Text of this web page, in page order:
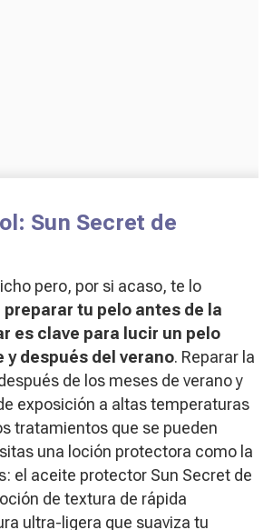
Sun Secret de
pero, por si acaso, te lo
preparar tu pelo antes de la
es clave para lucir un pelo
después del verano. Reparar la
de los meses de verano y
exposición a altas temperaturas
tratamientos que se pueden
una loción protectora como la
el aceite protector Sun Secret de
de textura de rápida
ultra-ligera que suaviza tu